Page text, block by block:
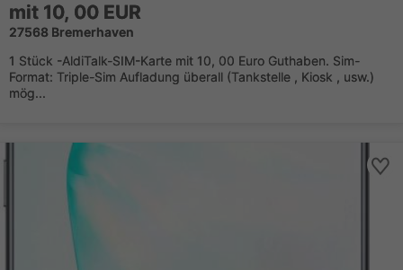
mit 10, 00 EUR
27568 Bremerhaven
1 Stück -AldiTalk-SIM-Karte mit 10, 00 Euro Guthaben. Sim-
Format: Triple-Sim Aufladung überall (Tankstelle , Kiosk , usw.)
mög...